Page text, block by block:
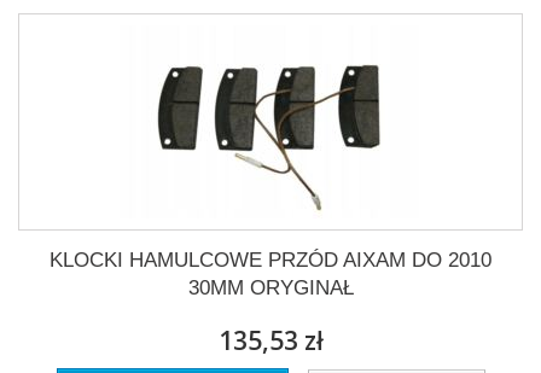
KLOCKI HAMULCOWE PRZÓD AIXAM DO 2010
30MM ORYGINAŁ
135,53 zł